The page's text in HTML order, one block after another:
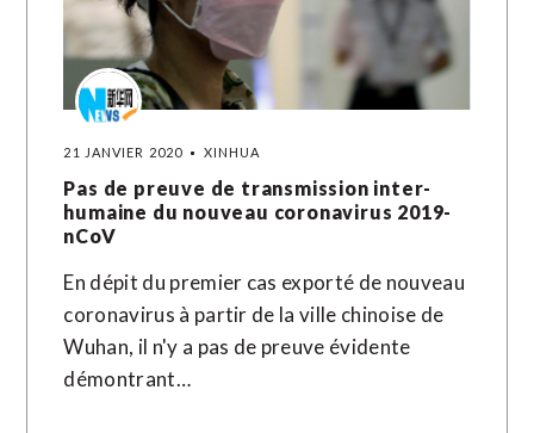
21 JANVIER 2020 XINHUA
Pas de preuve de transmission inter-
humaine du nouveau coronavirus 2019-
nCoV
En dépit du premier cas exporté de nouveau
coronavirus à partir de la ville chinoise de
Wuhan, il n'y a pas de preuve évidente
démontrant…